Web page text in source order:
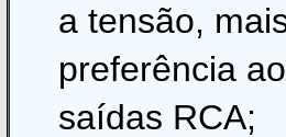
a tensão,
preferência
saídas RCA;